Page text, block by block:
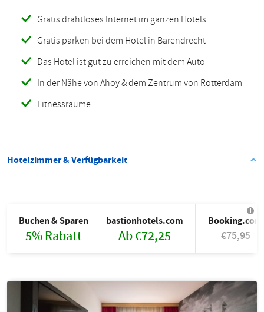
Gratis drahtloses Internet im ganzen Hotels
Gratis parken bei dem Hotel in Barendrecht
Das Hotel ist gut zu erreichen mit dem Auto
In der Nähe von Ahoy & dem Zentrum von Rotterdam
Fitnessraume
Hotelzimmer & Verfügbarkeit
Buchen & Sparen
5% Rabatt
bastionhotels.com
Ab €72,25
Booking.com
€75,95